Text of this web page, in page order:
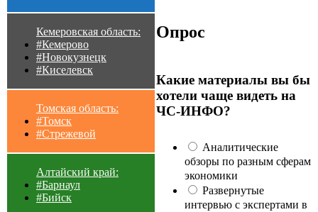
Кемеровская область:
#Кемерово
#Новокузнецк
#Киселевск
Томская область:
#Томск
#Стрежевой
Алтайский край:
#Барнаул
#Бийск
Опрос
Какие материалы вы бы
хотели чаще видеть на
ЧС-ИНФО?
Аналитические
обзоры по разным сферам
экономики
Развернутые
интервью с экспертами в